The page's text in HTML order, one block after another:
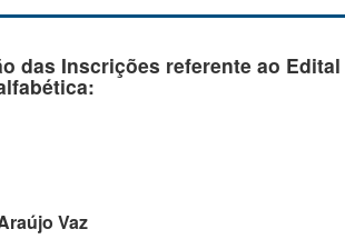
das Inscrições referente ao Edital
Vaz